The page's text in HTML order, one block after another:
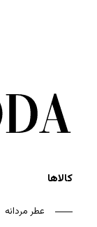
کالاها
عطر مردانه